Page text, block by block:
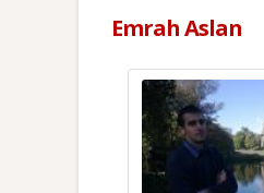
Emrah Aslan